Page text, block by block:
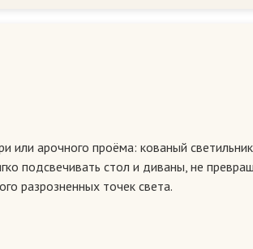
арочного проёма: кованый
подсвечивать стол и диваны, не
разрозненных точек света.